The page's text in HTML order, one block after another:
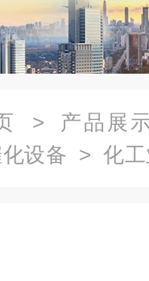
> 产品展
设备 > 化工